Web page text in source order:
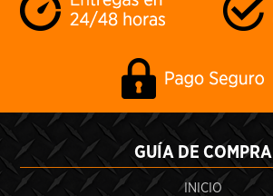
GUÍA DE COMPRA
INICIO